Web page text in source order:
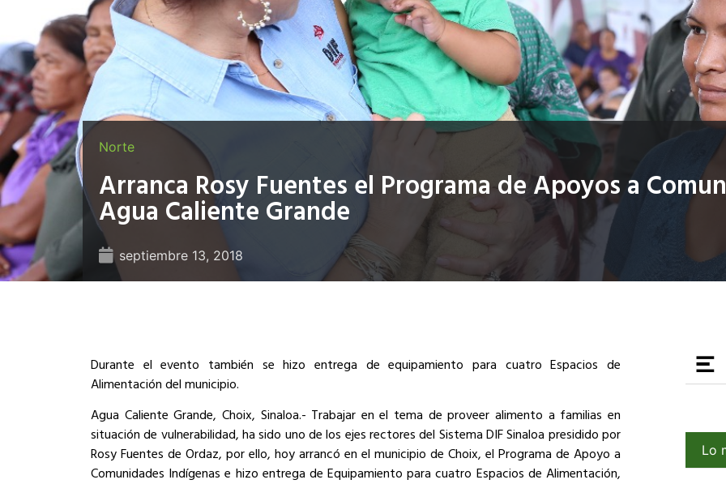
Norte
Arranca Rosy Fuentes el Programa de Apoyos a
Agua Caliente Grande
septiembre 13, 2018
Durante el evento también se hizo entrega de equipamiento para cuatro Espacios de
Alimentación del municipio.
Agua Caliente Grande, Choix, Sinaloa.- Trabajar en el tema de proveer alimento a familias en
situación de vulnerabilidad, ha sido uno de los ejes rectores del Sistema DIF Sinaloa presidido por
Rosy Fuentes de Ordaz, por ello, hoy arrancó en el municipio de Choix, el Programa de Apoyo a
Comunidades Indígenas e hizo entrega de Equipamiento para cuatro Espacios de Alimentación,
Lo